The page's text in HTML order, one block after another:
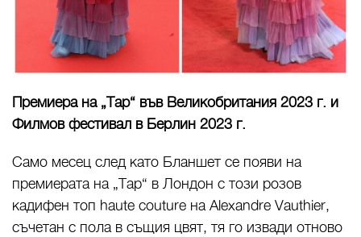
Премиера на „Тар“ във Великобритания 2023 г. и
Филмов фестивал в Берлин 2023 г.
Само месец след като Бланшет се появи на
премиерата на „Тар“ в Лондон с този розов
кадифен топ haute couture на Alexandre Vauthier,
съчетан с пола в същия цвят, тя го извади отново